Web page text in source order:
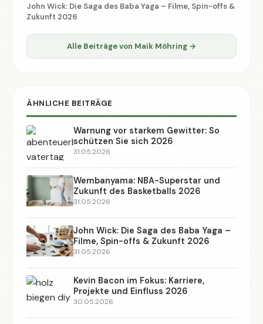
John Wick: Die Saga des Baba Yaga – Filme, Spin-offs &
Zukunft 2026
Alle Beiträge von Maik Möhring →
ÄHNLICHE BEITRÄGE
Warnung vor starkem Gewitter: So
schützen Sie sich 2026
31.05.2026
Wembanyama: NBA-Superstar und
Zukunft des Basketballs 2026
31.05.2026
John Wick: Die Saga des Baba Yaga –
Filme, Spin-offs & Zukunft 2026
31.05.2026
Kevin Bacon im Fokus: Karriere,
Projekte und Einfluss 2026
30.05.2026